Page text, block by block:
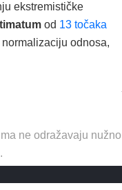
ekstremističke
od 13 točaka
odnosa,
ne odražavaju nužno